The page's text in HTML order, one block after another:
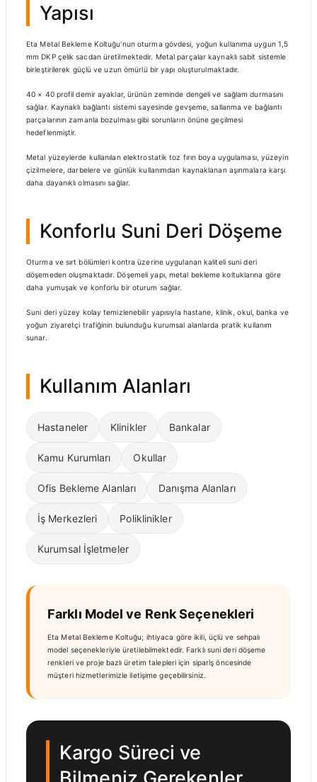
Yapısı
Eta Metal Bekleme Koltuğu'nun oturma gövdesi, yoğun kullanıma uygun 1,5
mm DKP çelik sacdan üretilmektedir. Metal parçalar kaynaklı sabit sistemle
birleştirilerek güçlü ve uzun ömürlü bir yapı oluşturulmaktadır.
40 × 40 profil demir ayaklar, ürünün zeminde dengeli ve sağlam durmasını
sağlar. Kaynaklı bağlantı sistemi sayesinde gevşeme, sallanma ve bağlantı
parçalarının zamanla bozulması gibi sorunların önüne geçilmesi
hedeflenmiştir.
Metal yüzeylerde kullanılan elektrostatik toz fırın boya uygulaması, yüzeyin
çizilmelere, darbelere ve günlük kullanımdan kaynaklanan aşınmalara karşı
daha dayanıklı olmasını sağlar.
Konforlu Suni Deri Döşeme
Oturma ve sırt bölümleri kontra üzerine uygulanan kaliteli suni deri
döşemeden oluşmaktadır. Döşemeli yapı, metal bekleme koltuklarına göre
daha yumuşak ve konforlu bir oturum sağlar.
Suni deri yüzey kolay temizlenebilir yapısıyla hastane, klinik, okul, banka ve
yoğun ziyaretçi trafiğinin bulunduğu kurumsal alanlarda pratik kullanım
sunar.
Kullanım Alanları
Hastaneler Klinikler Bankalar
Kamu Kurumları Okullar
Ofis Bekleme Alanları Danışma Alanları
İş Merkezleri Poliklinikler
Kurumsal İşletmeler
Farklı Model ve Renk Seçenekleri
Eta Metal Bekleme Koltuğu; ihtiyaca göre ikili, üçlü ve sehpalı
model seçenekleriyle üretilebilmektedir. Farklı suni deri döşeme
renkleri ve proje bazlı üretim talepleri için sipariş öncesinde
müşteri hizmetlerimizle iletişime geçebilirsiniz.
Kargo Süreci ve